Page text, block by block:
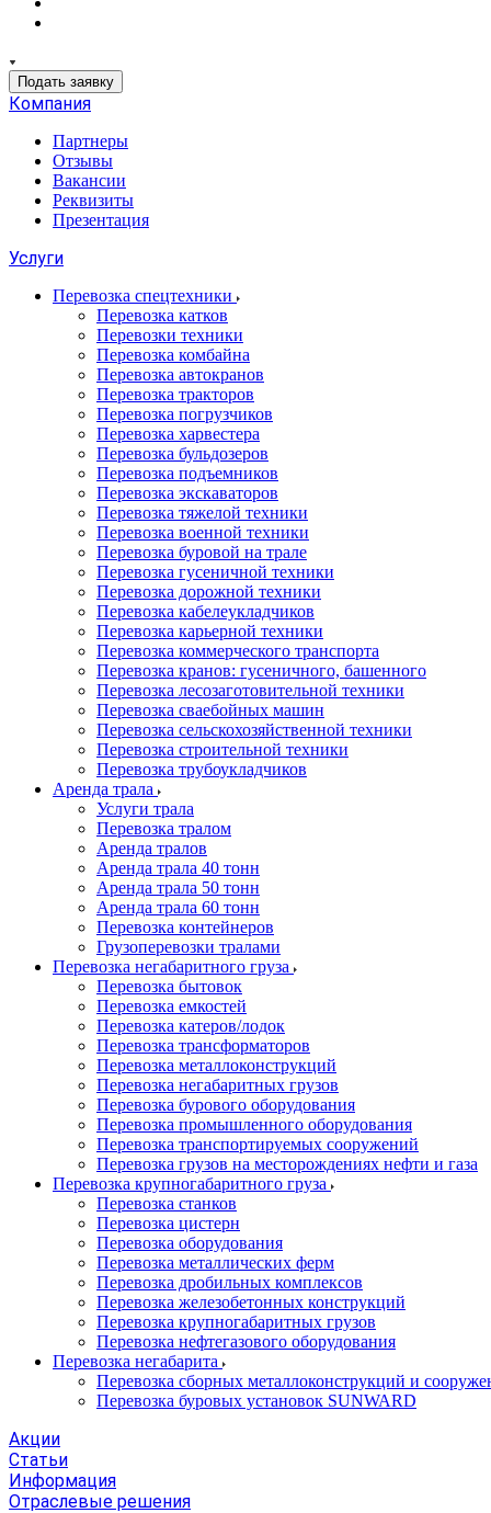
Подать заявку
Компания
Партнеры
Отзывы
Вакансии
Реквизиты
Презентация
Услуги
Перевозка спецтехники
Перевозка катков
Перевозки техники
Перевозка комбайна
Перевозка автокранов
Перевозка тракторов
Перевозка погрузчиков
Перевозка харвестера
Перевозка бульдозеров
Перевозка подъемников
Перевозка экскаваторов
Перевозка тяжелой техники
Перевозка военной техники
Перевозка буровой на трале
Перевозка гусеничной техники
Перевозка дорожной техники
Перевозка кабелеукладчиков
Перевозка карьерной техники
Перевозка коммерческого транспорта
Перевозка кранов: гусеничного, башенного
Перевозка лесозаготовительной техники
Перевозка сваебойных машин
Перевозка сельскохозяйственной техники
Перевозка строительной техники
Перевозка трубоукладчиков
Аренда трала
Услуги трала
Перевозка тралом
Аренда тралов
Аренда трала 40 тонн
Аренда трала 50 тонн
Аренда трала 60 тонн
Перевозка контейнеров
Грузоперевозки тралами
Перевозка негабаритного груза
Перевозка бытовок
Перевозка емкостей
Перевозка катеров/лодок
Перевозка трансформаторов
Перевозка металлоконструкций
Перевозка негабаритных грузов
Перевозка бурового оборудования
Перевозка промышленного оборудования
Перевозка транспортируемых сооружений
Перевозка грузов на месторождениях нефти и газа
Перевозка крупногабаритного груза
Перевозка станков
Перевозка цистерн
Перевозка оборудования
Перевозка металлических ферм
Перевозка дробильных комплексов
Перевозка железобетонных конструкций
Перевозка крупногабаритных грузов
Перевозка нефтегазового оборудования
Перевозка негабарита
Перевозка сборных металлоконструкций и
Перевозка буровых установок SUNWARD
Акции
Статьи
Информация
Отраслевые решения